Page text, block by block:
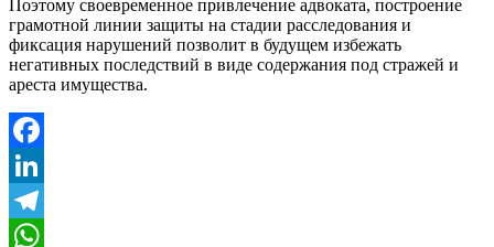
Поэтому своевременное привлечение адвоката, построение
грамотной линии защиты на стадии расследования и
фиксация нарушений позволит в будущем избежать
негативных последствий в виде содержания под стражей и
ареста имущества.
Facebook
LinkedIn
Telegram